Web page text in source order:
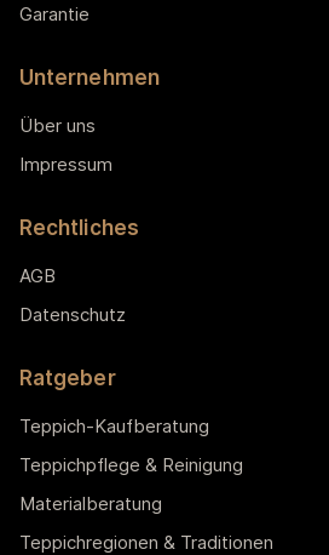
Garantie
Unternehmen
Über uns
Impressum
Rechtliches
AGB
Datenschutz
Ratgeber
Teppich-Kaufberatung
Teppichpflege & Reinigung
Materialberatung
Teppichregionen & Traditionen